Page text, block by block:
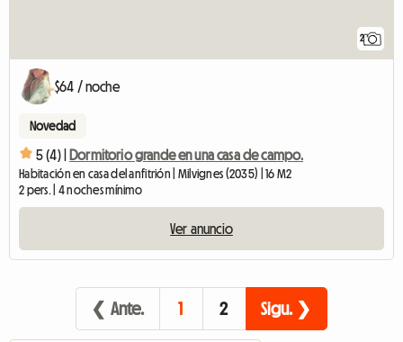
2
$64 / noche
Novedad
5 (4) | Dormitorio grande en una casa de campo.
Habitación en casa del anfitrión | Milvignes (2035) | 16 M2
2 pers. | 4 noches mínimo
Ver anuncio
❮ Ante. 1 2 Sigu. ❯